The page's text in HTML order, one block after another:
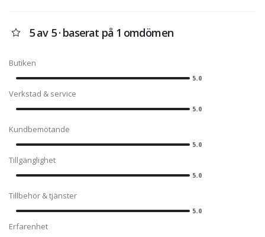
5 av 5 · baserat på 1 omdömen
Butiken
5.0
Verkstad & service
5.0
Kundbemötande
5.0
Tillgänglighet
5.0
Tillbehör & tjänster
5.0
Erfarenhet